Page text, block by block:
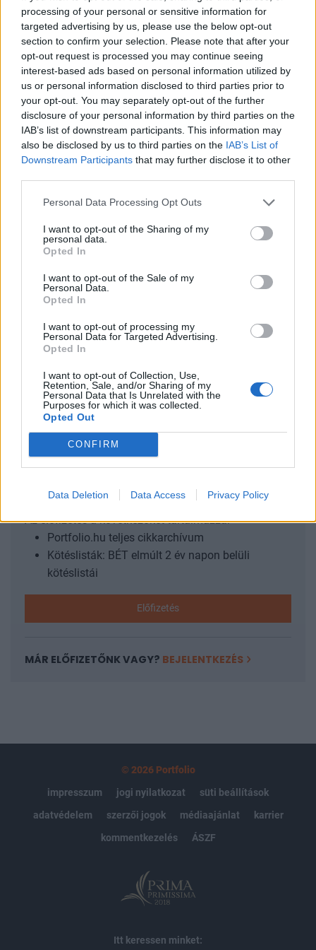
processing of your personal or sensitive information for
targeted advertising by us, please use the below opt-out
section to confirm your selection. Please note that after your
opt-out request is processed you may continue seeing
interest-based ads based on personal information utilized by
us or personal information disclosed to third parties prior to
your opt-out. You may separately opt-out of the further
disclosure of your personal information by third parties on the
IAB’s list of downstream participants. This information may
also be disclosed by us to third parties on the IAB’s List of
Downstream Participants that may further disclose it to other
Personal Data Processing Opt Outs
I want to opt-out of the Sharing of my
personal data.
Opted In
I want to opt-out of the Sale of my
Personal Data.
Opted In
I want to opt-out of processing my
Personal Data for Targeted Advertising.
Opted In
I want to opt-out of Collection, Use,
Retention, Sale, and/or Sharing of my
Personal Data that Is Unrelated with the
Purposes for which it was collected.
Opted Out
CONFIRM
Data Deletion Data Access Privacy Policy
harmadik hónapban, holott a piac 6.5 millió
egységre számított a februári 6.68 millió egység
(eredeti adat: 6.69 millió egység) után. A 8.4%-os
februári értékesítéshez képest mért visszaesés
1989 januárja óta a legnagyobb, de megjegyzendő,
hogy a második havi adat vártalanul kedvező adat
enyhe korrekciója várható volt. Az évesített
értékesítési adat (6.12 millió) nominálisan 2003
júniusa óta a legalacsonyabb. Az adatokat közlő
Realtor úgy látja: a gyenge februári értékesítési
adatok a másodlagos jelzáloghitelezés területén
képest hidegebbre fordult időjárással függnek
össze.
A használtlakások értékesítési átlagára 0.3%-kal 217 ezer
dollárra csökkent, ami az ingatlanpiaci korrekció
kal 3.75 millió egységre csökkent, ami az adott havi
vásárlásokhoz viszonyítva 7.3 havi “készletet" jelent. Ez az
elmúlt évek adatait tekintve magasnak számít. A használt
családi házak értékesítése...
KEDVES OLVASÓNK!
A keresett cikk a portfolio.hu hírarchívumához
regisztrációhoz kötött.
Az előfizetés a következőket tartalmazza:
Portfolio.hu teljes cikkarchívum
Kötéslisták: BÉT elmúlt 2 év napon belüli
kötéslistái
Előfizetés
MÁR ELŐFIZETŐNK VAGY? BEJELENTKEZÉS
© 2026 Portfolio
impresszum
jogi nyilatkozat
süti beállítások
adatvédelem
szerzői jogok médiaajánlat
karrier
kommentkezelés
ÁSZF
Itt keressen minket: